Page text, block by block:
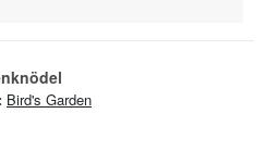
Bird's Garden